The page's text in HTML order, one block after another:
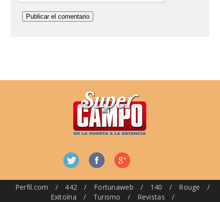
Perfil.com / 442 / Fortunaweb / 140 / Rouge
/
Exitoína
/ Turismo / Revistas
/